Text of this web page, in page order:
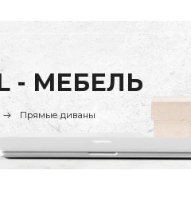
- МЕБЕЛЬ
Прямые диваны